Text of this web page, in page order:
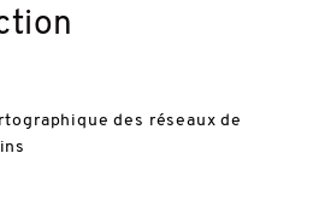
des réseaux de